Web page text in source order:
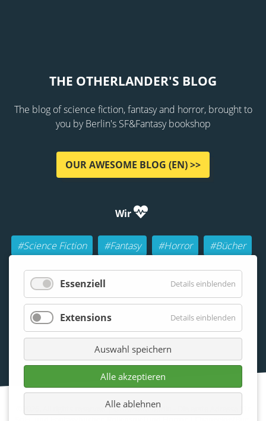
THE OTHERLANDER'S BLOG
The blog of science fiction, fantasy and horror, brought to
you by Berlin's SF&Fantasy bookshop
OUR AWESOME BLOG (EN) >>
Wir
#Science Fiction #Fantasy #Horror
#Bücher
#Autoren
#Buch-Geeks
#Rollenspiele (RPGs)
©2026. All rights reserved | Otherland Berlin - Die erste Adresse für
Essenziell Details einblenden
Extensions Details einblenden
Auswahl speichern
Alle akzeptieren
Alle ablehnen